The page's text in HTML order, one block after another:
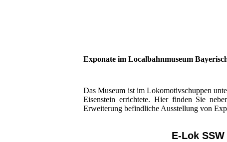
Exponate im Localbahnmuseum
Das Museum ist im Lokomotivschuppen
Eisenstein errichtete. Hier finden Sie
Erweiterung befindliche Ausstellung von
E-Lok SSW